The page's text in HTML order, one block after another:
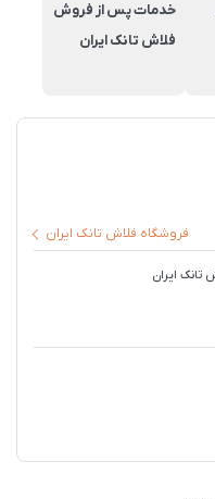
خدمات پس از فروش
فلاش تانک ایران
فروشگاه فلاش تانک ایران